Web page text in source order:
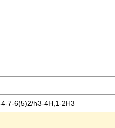
7-6(5)2/h3-4H,1-2H3